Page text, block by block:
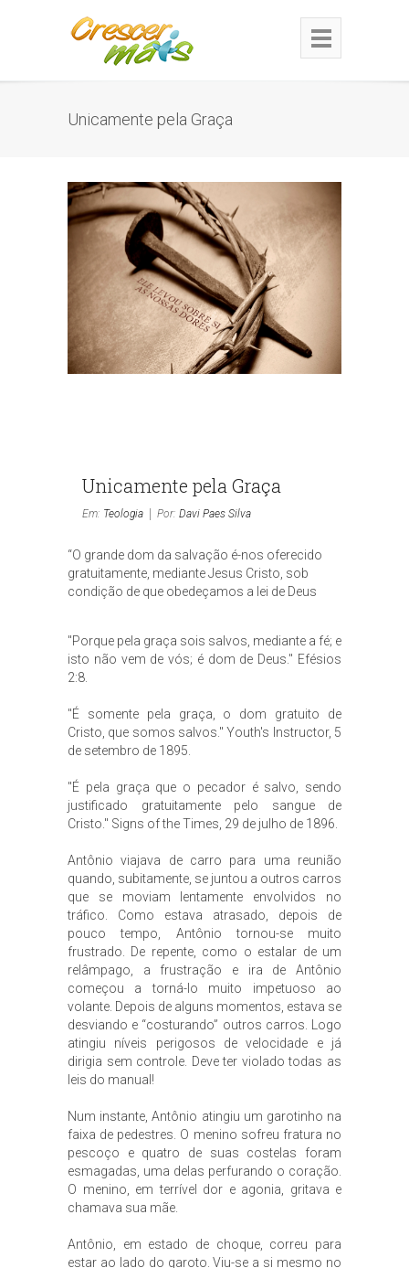
Unicamente pela Graça
Unicamente pela Graça
Em: Teologia Por: Davi Paes Silva
“O grande dom da salvação é-nos oferecido
gratuitamente, mediante Jesus Cristo, sob
condição de que obedeçamos a lei de Deus
"Porque pela graça sois salvos, mediante a fé; e
isto não vem de vós; é dom de Deus." Efésios
2:8.
"É somente pela graça, o dom gratuito de
Cristo, que somos salvos." Youth's Instructor, 5
de setembro de 1895.
"É pela graça que o pecador é salvo, sendo
justificado gratuitamente pelo sangue de
Cristo." Signs of the Times, 29 de julho de 1896.
Antônio viajava de carro para uma reunião
quando, subitamente, se juntou a outros carros
que se moviam lentamente envolvidos no
tráfico. Como estava atrasado, depois de
pouco tempo, Antônio tornou-se muito
frustrado. De repente, como o estalar de um
relâmpago, a frustração e ira de Antônio
começou a torná-lo muito impetuoso ao
volante. Depois de alguns momentos, estava se
desviando e “costurando” outros carros. Logo
atingiu níveis perigosos de velocidade e já
dirigia sem controle. Deve ter violado todas as
leis do manual!
Num instante, Antônio atingiu um garotinho na
faixa de pedestres. O menino sofreu fratura no
pescoço e quatro de suas costelas foram
esmagadas, uma delas perfurando o coração.
O menino, em terrível dor e agonia, gritava e
chamava sua mãe.
Antônio, em estado de choque, correu para
estar ao lado do garoto. Viu-se a si mesmo no